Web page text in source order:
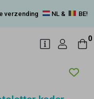
verzending NL & BE!
0